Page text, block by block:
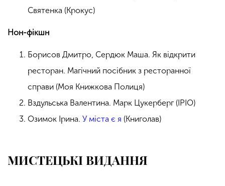
Святенка (Крокус)
Нон-фікшн
Борисов Дмитро, Сердюк Маша. Як відкрити
ресторан. Магічний посібник з ресторанної
справи (Моя Книжкова Полиця)
Вздульська Валентина. Марк Цукерберг (ІРІО)
Озимок Ірина. У міста є я (Книголав)
МИСТЕЦЬКІ ВИДАННЯ